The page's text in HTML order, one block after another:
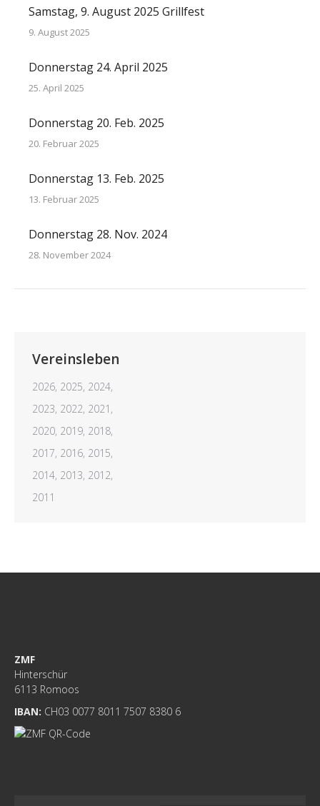
Samstag, 9. August 2025 Grillfest
9. August 2025
Donnerstag 24. April 2025
25. April 2025
Donnerstag 20. Feb. 2025
20. Februar 2025
Donnerstag 13. Feb. 2025
13. Februar 2025
Donnerstag 28. Nov. 2024
28. November 2024
Vereinsleben
2026, 2025, 2024,
2023, 2022, 2021,
2020, 2019, 2018,
2017, 2016, 2015,
2014, 2013, 2012,
2011
ZMF
Hinterschür
6113 Romoos
IBAN: CH03 0077 8011 7507 8380 6